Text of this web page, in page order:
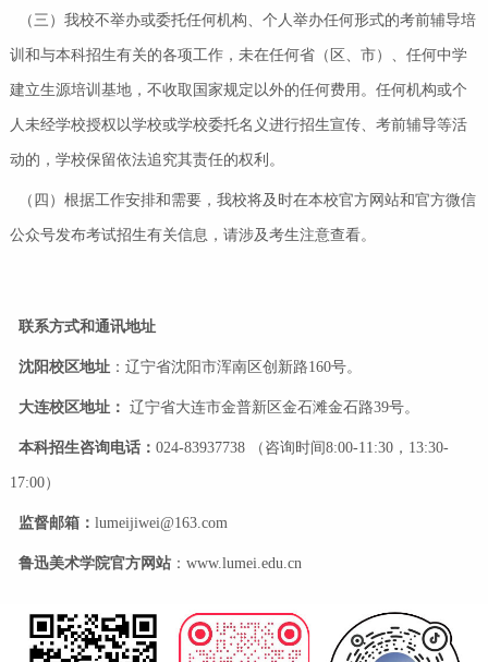
（三）我校不举办或委托任何机构、个人举办任何形式的考前辅导培
训和与本科招生有关的各项工作，未在任何省（区、市）、任何中学
建立生源培训基地，不收取国家规定以外的任何费用。任何机构或个
人未经学校授权以学校或学校委托名义进行招生宣传、考前辅导等活
动的，学校保留依法追究其责任的权利。
（四）根据工作安排和需要，我校将及时在本校官方网站和官方微信
公众号发布考试招生有关信息，请涉及考生注意查看。
联系方式和通讯地址
沈阳校区地址：辽宁省沈阳市浑南区创新路160号。
大连校区地址： 辽宁省大连市金普新区金石滩金石路39号。
本科招生咨询电话： 024-83937738 （咨询时间8:00-11:30，13:30-
17:00）
监督邮箱： lumeijiwei@163.com
鲁迅美术学院官方网站：www.lumei.edu.cn